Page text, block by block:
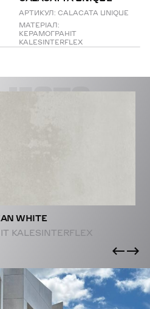
АРТИКУЛ: CALACATA UNIQUE
МАТЕРІАЛ:
КЕРАМОГРАНІТ
KALESINTERFLEX
WHITE
KALESINTERFLEX